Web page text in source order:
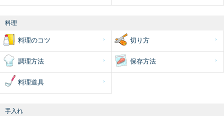
料理
料理のコツ 切り方
調理方法 保存方法
料理道具
手入れ